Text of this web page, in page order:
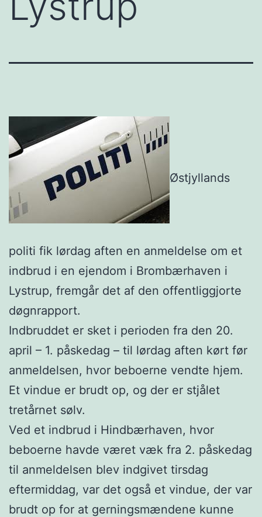
Østjyllands
politi fik lørdag aften en anmeldelse om et
indbrud i en ejendom i Brombærhaven i
Lystrup, fremgår det af den offentliggjorte
døgnrapport.
Indbruddet er sket i perioden fra den 20.
april – 1. påskedag – til lørdag aften kørt før
anmeldelsen, hvor beboerne vendte hjem.
Et vindue er brudt op, og der er stjålet
tretårnet sølv.
Ved et indbrud i Hindbærhaven, hvor
beboerne havde været væk fra 2. påskedag
til anmeldelsen blev indgivet tirsdag
eftermiddag, var det også et vindue, der var
brudt op for at gerningsmændene kunne